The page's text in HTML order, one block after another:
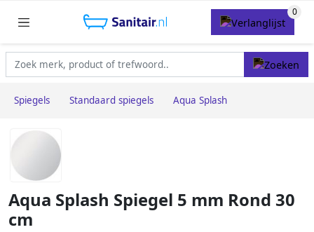
Spiegels Standaard spiegels Aqua Splash
Aqua Splash Spiegel 5 mm Rond 30
cm